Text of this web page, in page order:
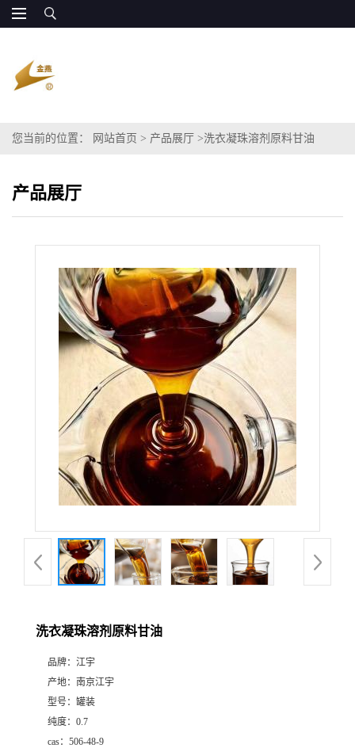
您当前的位置： 网站首页 > 产品展厅 >洗衣凝珠溶剂原料甘油
产品展厅
洗衣凝珠溶剂原料甘油
品牌： 江宇
产地： 南京江宇
型号： 罐装
纯度： 0.7
cas： 506-48-9